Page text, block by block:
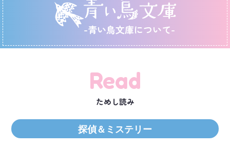
-青い鳥文庫について-
Read
ためし読み
探偵＆ミステリー